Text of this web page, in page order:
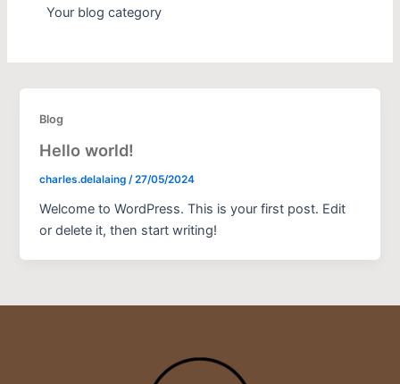
Your blog category
Blog
Hello world!
charles.delalaing /27/05/2024
Welcome to WordPress. This is your first post. Edit
or delete it, then start writing!